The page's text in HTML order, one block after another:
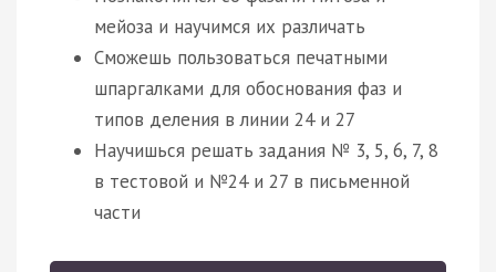
мейоза и научимся их различать
Сможешь пользоваться печатными
шпаргалками для обоснования фаз и
типов деления в линии 24 и 27
Научишься решать задания № 3, 5, 6, 7, 8
в тестовой и №24 и 27 в письменной
части